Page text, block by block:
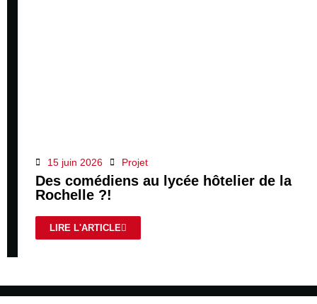
15 juin 2026 Projet
Des comédiens au lycée hôtelier de la
Rochelle ?!
LIRE L'ARTICLE